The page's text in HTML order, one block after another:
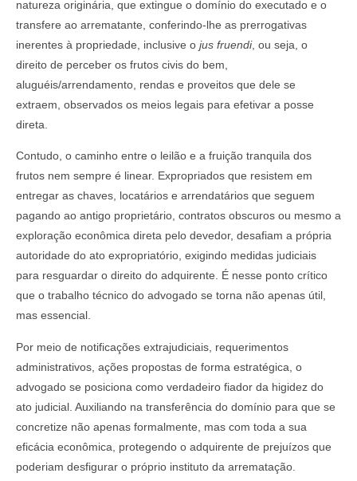
natureza originária, que extingue o domínio do executado e o
transfere ao arrematante, conferindo-lhe as prerrogativas
inerentes à propriedade, inclusive o jus fruendi, ou seja, o
direito de perceber os frutos civis do bem,
aluguéis/arrendamento, rendas e proveitos que dele se
extraem, observados os meios legais para efetivar a posse
direta.
Contudo, o caminho entre o leilão e a fruição tranquila dos
frutos nem sempre é linear. Expropriados que resistem em
entregar as chaves, locatários e arrendatários que seguem
pagando ao antigo proprietário, contratos obscuros ou mesmo a
exploração econômica direta pelo devedor, desafiam a própria
autoridade do ato expropriatório, exigindo medidas judiciais
para resguardar o direito do adquirente. É nesse ponto crítico
que o trabalho técnico do advogado se torna não apenas útil,
mas essencial.
Por meio de notificações extrajudiciais, requerimentos
administrativos, ações propostas de forma estratégica, o
advogado se posiciona como verdadeiro fiador da higidez do
ato judicial. Auxiliando na transferência do domínio para que se
concretize não apenas formalmente, mas com toda a sua
eficácia econômica, protegendo o adquirente de prejuízos que
poderiam desfigurar o próprio instituto da arrematação.